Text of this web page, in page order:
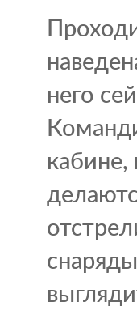
него
кабине,